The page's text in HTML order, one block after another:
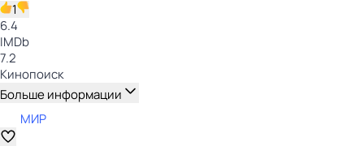
1
6.4
IMDb
7.2
Кинопоиск
Больше информации
МИР